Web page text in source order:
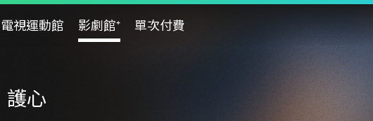
電視運動館 影劇館⁺ 單次付費
護心